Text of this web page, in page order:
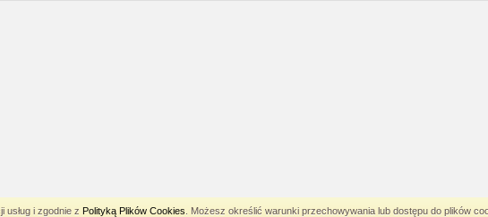
usług i zgodnie z Polityką Plików Cookies . Możesz określić warunki przechowywania lub dostępu do plików